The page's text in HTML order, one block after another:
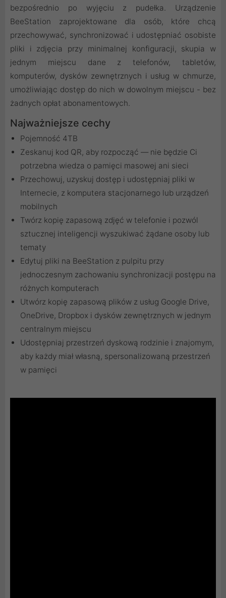
bezpośrednio po wyjęciu z pudełka. Urządzenie
BeeStation zaprojektowane dla osób, które chcą
przechowywać, synchronizować i udostępniać osobiste
pliki i zdjęcia przy minimalnej konfiguracji, skupia w
jednym miejscu dane z telefonów, tabletów,
komputerów, dysków zewnętrznych i usług w chmurze,
umożliwiając dostęp do nich w dowolnym miejscu - bez
żadnych opłat abonamentowych.
Najważniejsze cechy
Pojemność 4TB
Zeskanuj kod QR, aby rozpocząć — nie będzie Ci
potrzebna wiedza o pamięci masowej ani sieci
Przechowuj, uzyskuj dostęp i udostępniaj pliki w
Internecie, z komputera stacjonarnego lub urządzeń
mobilnych
Twórz kopię zapasową zdjęć w telefonie i pozwól
sztucznej inteligencji wyszukiwać żądane osoby lub
tematy
Edytuj pliki na BeeStation z pulpitu przy
jednoczesnym zachowaniu synchronizacji postępu na
różnych komputerach
Utwórz kopię zapasową plików z usług Google Drive,
OneDrive, Dropbox i dysków zewnętrznych w jednym
centralnym miejscu
Udostępniaj przestrzeń dyskową rodzinie i znajomym,
aby każdy miał własną, spersonalizowaną przestrzeń
w pamięci